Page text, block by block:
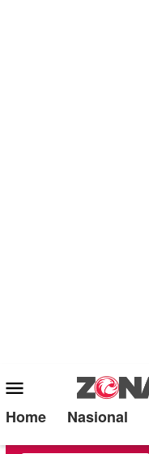
Mobile
Menu
Home Nasional